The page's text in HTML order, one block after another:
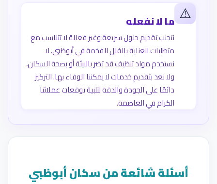
⚠️ ما لا نفعله
نتجنب تقديم حلول سريعة وغير فعالة لا تتناسب مع
متطلبات العناية بالفلل الفخمة في أبوظبي. لا
نستخدم مواد تنظيف قد تضر بالبيئة أو بصحة السكان،
ولا نعد بتقديم خدمات لا يمكننا الوفاء بها. التركيز
دائمًا على الجودة والدقة لتلبية توقعات عملائنا
الكرام في العاصمة.
أسئلة شائعة من سكان أبوظبي